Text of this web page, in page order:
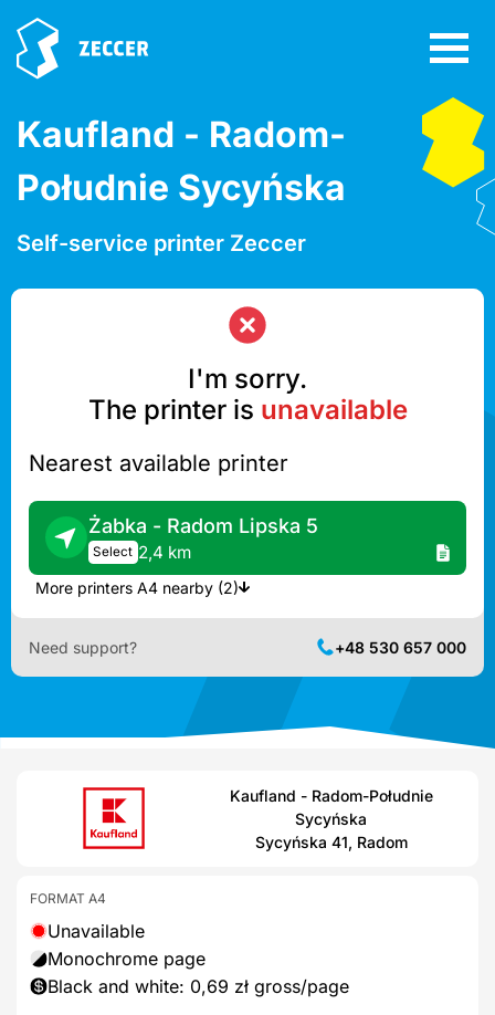
Kaufland - Radom-
Południe Sycyńska
Self-service printer Zeccer
I'm sorry.
The printer is unavailable
Nearest available printer
Żabka - Radom Lipska 5
Select 2,4 km
More printers A4 nearby (2)
Need support? +48 530 657 000
Kaufland - Radom-Południe
Sycyńska
Sycyńska 41, Radom
FORMAT A4
Unavailable
Monochrome page
Black and white: 0,69 zł gross/page